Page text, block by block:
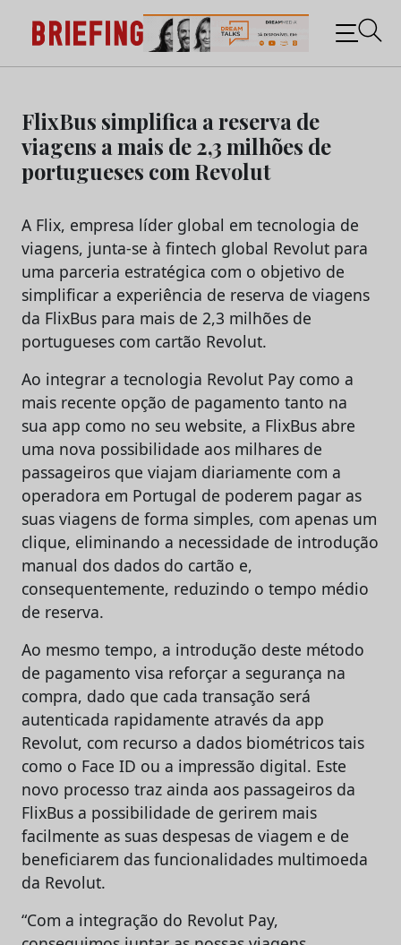
content
Briefing: Todas as notícias sobre os negócios do
Marketing e da Publicidade
FlixBus simplifica a reserva de
viagens a mais de 2,3 milhões de
portugueses com Revolut
A Flix, empresa líder global em tecnologia de
viagens, junta-se à fintech global Revolut para
uma parceria estratégica com o objetivo de
simplificar a experiência de reserva de viagens
da FlixBus para mais de 2,3 milhões de
portugueses com cartão Revolut.
Ao integrar a tecnologia Revolut Pay como a
mais recente opção de pagamento tanto na
sua app como no seu website, a FlixBus abre
uma nova possibilidade aos milhares de
passageiros que viajam diariamente com a
operadora em Portugal de poderem pagar as
suas viagens de forma simples, com apenas um
clique, eliminando a necessidade de introdução
manual dos dados do cartão e,
consequentemente, reduzindo o tempo médio
de reserva.
Ao mesmo tempo, a introdução deste método
de pagamento visa reforçar a segurança na
compra, dado que cada transação será
autenticada rapidamente através da app
Revolut, com recurso a dados biométricos tais
como o Face ID ou a impressão digital. Este
novo processo traz ainda aos passageiros da
FlixBus a possibilidade de gerirem mais
facilmente as suas despesas de viagem e de
beneficiarem das funcionalidades multimoeda
da Revolut.
“Com a integração do Revolut Pay,